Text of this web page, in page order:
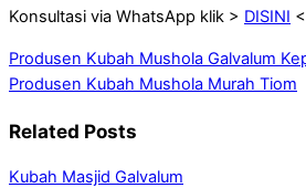
Konsultasi via WhatsApp klik > DISINI <
Produsen Kubah Mushola Galvalum
Produsen Kubah Mushola Murah Tiom
Related Posts
Kubah Masjid Galvalum